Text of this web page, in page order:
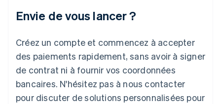
Envie de vous lancer ?
Créez un compte et commencez à accepter
des paiements rapidement, sans avoir à signer
de contrat ni à fournir vos coordonnées
bancaires. N'hésitez pas à nous contacter
pour discuter de solutions personnalisées pour
English
Italie
Japon
日本語
Lettonie
English
Liechtenstein
DeutschEnglish